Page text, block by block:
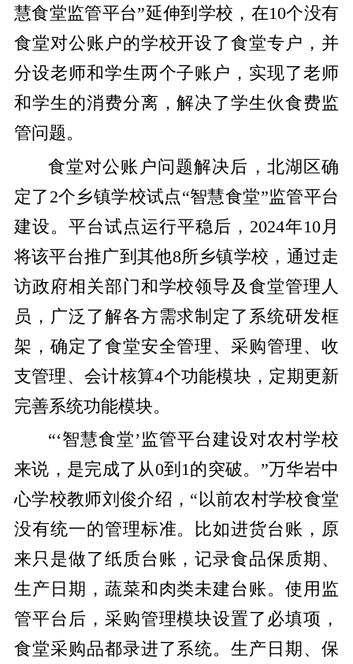
慧食堂监管平台”延伸到学校，在10个没有
食堂对公账户的学校开设了食堂专户，并
分设老师和学生两个子账户，实现了老师
和学生的消费分离，解决了学生伙食费监
管问题。
食堂对公账户问题解决后，北湖区确
定了2个乡镇学校试点“智慧食堂”监管平台
建设。平台试点运行平稳后，2024年10月
将该平台推广到其他8所乡镇学校，通过走
访政府相关部门和学校领导及食堂管理人
员，广泛了解各方需求制定了系统研发框
架，确定了食堂安全管理、采购管理、收
支管理、会计核算4个功能模块，定期更新
完善系统功能模块。
“‘智慧食堂’监管平台建设对农村学校
来说，是完成了从0到1的突破。”万华岩中
心学校教师刘俊介绍，“以前农村学校食堂
没有统一的管理标准。比如进货台账，原
来只是做了纸质台账，记录食品保质期、
生产日期，蔬菜和肉类未建台账。使用监
管平台后，采购管理模块设置了必填项，
食堂采购品都录进了系统。生产日期、保